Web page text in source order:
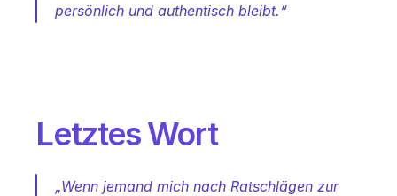
persönlich und authentisch bleibt.“
Letztes Wort
„Wenn jemand mich nach Ratschlägen zur